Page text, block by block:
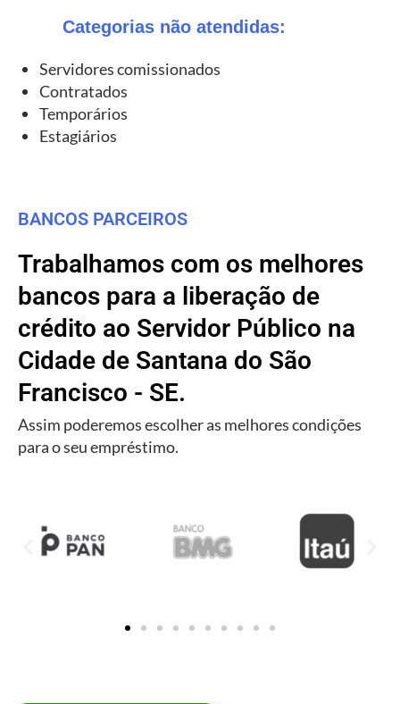
Categorias não atendidas:
Servidores comissionados
Contratados
Temporários
Estagiários
BANCOS PARCEIROS
Trabalhamos com os melhores
bancos para a liberação de
crédito ao Servidor Público na
Cidade de Santana do São
Francisco - SE.
Assim poderemos escolher as melhores condições
para o seu empréstimo.